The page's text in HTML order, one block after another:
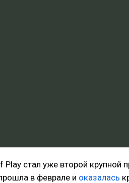
стал уже второй крупной
в феврале и оказалась